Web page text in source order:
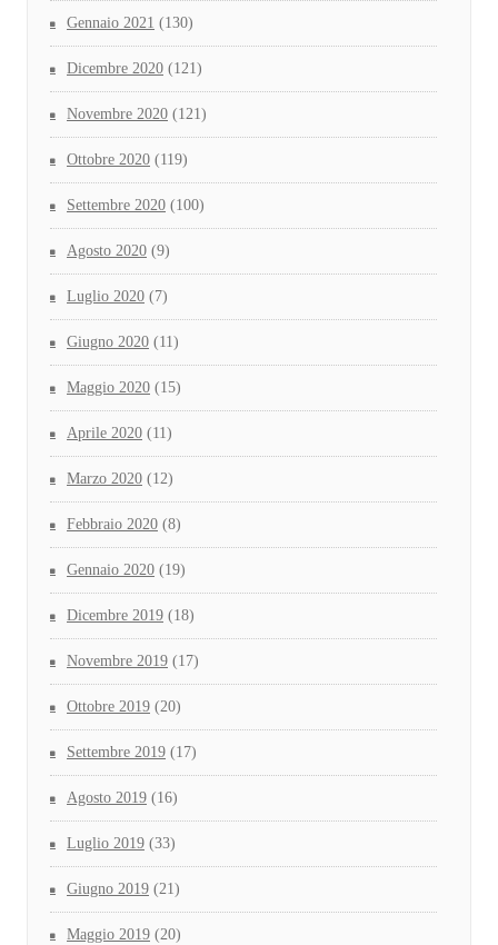
Gennaio 2021 (130)
Dicembre 2020 (121)
Novembre 2020 (121)
Ottobre 2020 (119)
Settembre 2020 (100)
Agosto 2020 (9)
Luglio 2020 (7)
Giugno 2020 (11)
Maggio 2020 (15)
Aprile 2020 (11)
Marzo 2020 (12)
Febbraio 2020 (8)
Gennaio 2020 (19)
Dicembre 2019 (18)
Novembre 2019 (17)
Ottobre 2019 (20)
Settembre 2019 (17)
Agosto 2019 (16)
Luglio 2019 (33)
Giugno 2019 (21)
Maggio 2019 (20)